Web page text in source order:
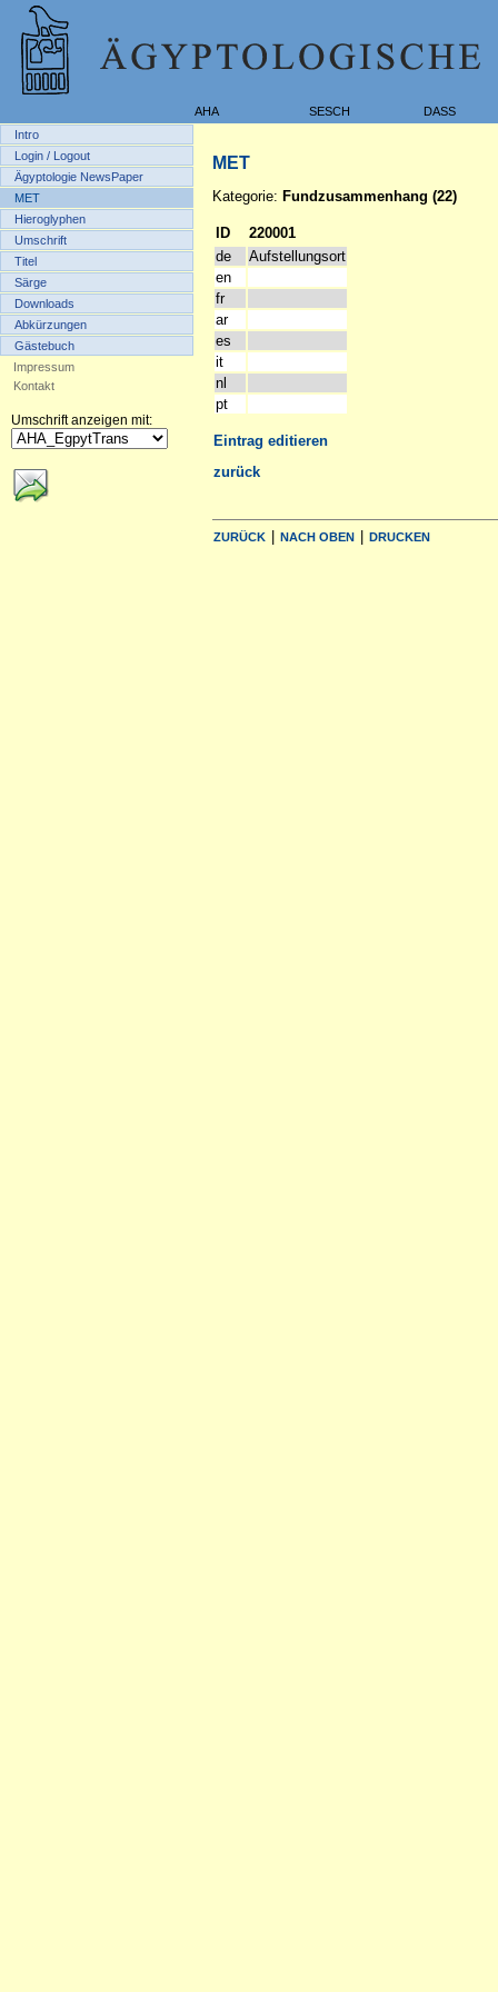
AHA SESCH
DASS
Intro
Login / Logout
Ägyptologie NewsPaper
MET
Hieroglyphen
Umschrift
Titel
Särge
Downloads
Abkürzungen
Gästebuch
Impressum
Kontakt
Umschrift anzeigen mit:
MET
Kategorie: Fundzusammenhang (22)
ID
220001
de
Aufstellungsort
en
fr
ar
es
it
nl
pt
Eintrag editieren
zurück
ZURÜCK | NACH OBEN | DRUCKEN